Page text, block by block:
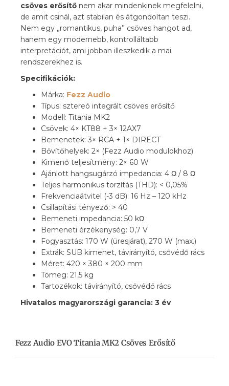
csöves erősítő nem akar mindenkinek megfelelni,
de amit csinál, azt stabilan és átgondoltan teszi.
Nem egy „romantikus, puha” csöves hangot ad,
hanem egy modernebb, kontrolláltabb
interpretációt, ami jobban illeszkedik a mai
rendszerekhez is.
Specifikációk:
Márka: Fezz Audio
Típus: sztereó integrált csöves erősítő
Modell: Titania MK2
Csövek: 4× KT88 + 3× 12AX7
Bemenetek: 3× RCA + 1× DIRECT
Bővítőhelyek: 2× (Fezz Audio modulokhoz)
Kimenő teljesítmény: 2× 60 W
Ajánlott hangsugárzó impedancia: 4 Ω / 8 Ω
Teljes harmonikus torzítás (THD): < 0,05%
Frekvenciaátvitel (-3 dB): 16 Hz – 120 kHz
Csillapítási tényező: > 40
Bemeneti impedancia: 50 kΩ
Bemeneti érzékenység: 0,7 V
Fogyasztás: 170 W (üresjárat), 270 W (max.)
Extrák: SUB kimenet, távirányító, csővédő rács
Méret: 420 × 380 × 200 mm
Tömeg: 21,5 kg
Tartozékok: távirányító, csővédő rács
Hivatalos magyarországi garancia: 3 év
Fezz Audio EVO Titania MK2 Csöves Erősítő